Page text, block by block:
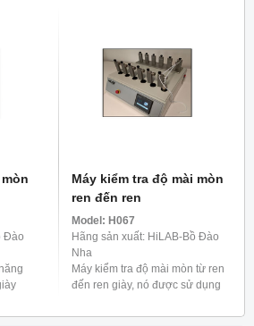
Đào
Máy kiểm tra độ mài mòn
ren đến ren
Model: H067
Hãng sản xuất: HiLAB-Bồ Đào
Nha
Máy kiểm tra độ mài mòn từ ren
đến ren giày, nó được sử dụng
mòn của dây giày bằng phương